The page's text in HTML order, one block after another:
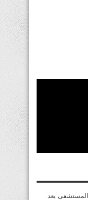
بعد